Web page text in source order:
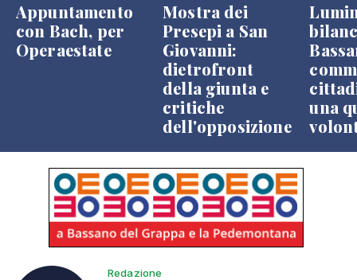
Appuntamento
con Bach, per
Operaestate
Mostra dei
Presepi a San
Giovanni:
dietrofront
della giunta e
critiche
dell'opposizione
una
Redazione